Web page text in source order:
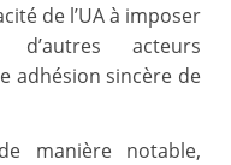
de l’UA à imposer
acteurs
adhésion sincère de
manière notable,